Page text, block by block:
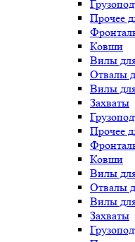
Прочее
Ковши
Вилы
Отвалы
Вилы
Захваты
Прочее
Ковши
Вилы
Отвалы
Вилы
Захваты